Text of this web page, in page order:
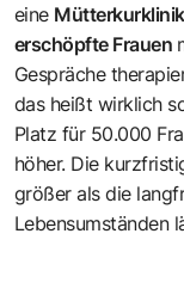
eine
erschöpfte Frauen
Gespräche
das heißt wirklich
Platz für 50.000
höher. Die
größer als die
Lebensumständen